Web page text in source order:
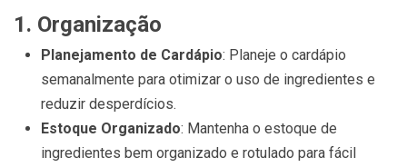
1. Organização
Planejamento de Cardápio: Planeje o cardápio
semanalmente para otimizar o uso de ingredientes e
reduzir desperdícios.
Estoque Organizado: Mantenha o estoque de
ingredientes bem organizado e rotulado para fácil